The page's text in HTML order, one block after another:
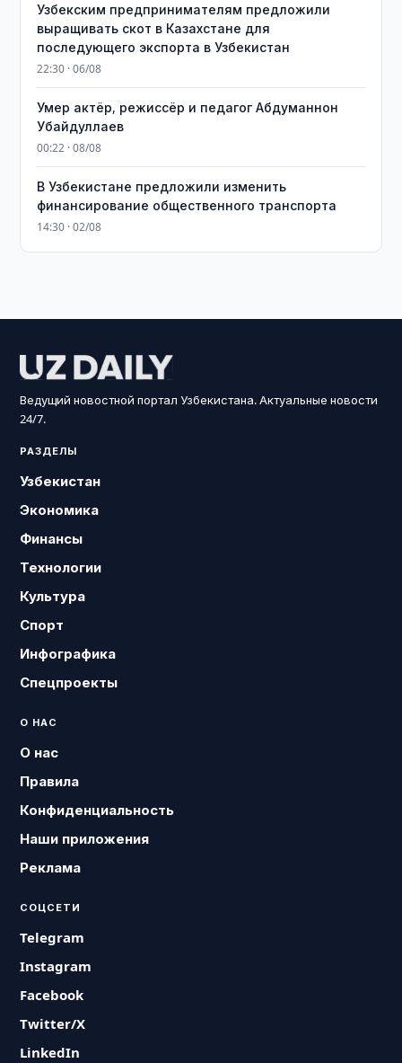
Узбекским предпринимателям предложили
выращивать скот в Казахстане для
последующего экспорта в Узбекистан
22:30 · 06/08
Умер актёр, режиссёр и педагог Абдуманнон
Убайдуллаев
00:22 · 08/08
В Узбекистане предложили изменить
финансирование общественного транспорта
14:30 · 02/08
Ведущий новостной портал Узбекистана. Актуальные новости
24/7.
РАЗДЕЛЫ
Узбекистан
Экономика
Финансы
Технологии
Культура
Спорт
Инфографика
Спецпроекты
О НАС
О нас
Правила
Конфиденциальность
Наши приложения
Реклама
СОЦСЕТИ
Telegram
Instagram
Facebook
Twitter/X
LinkedIn